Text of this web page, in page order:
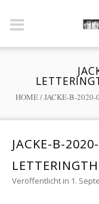
HOME/JACKE-B-
JACKE-B-
Veröffentlicht in 1.